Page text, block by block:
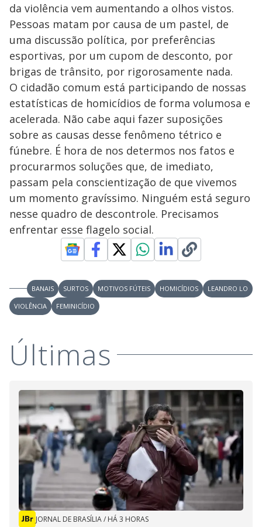
da violência vem aumentando a olhos vistos.
Pessoas matam por causa de um pastel, de
uma discussão política, por preferências
esportivas, por um cupom de desconto, por
brigas de trânsito, por rigorosamente nada.
O cidadão comum está participando de nossas
estatísticas de homicídios de forma volumosa e
acelerada. Não cabe aqui fazer suposições
sobre as causas desse fenômeno tétrico e
fúnebre. É hora de nos determos nos fatos e
procurarmos soluções que, de imediato,
passam pela conscientização de que vivemos
um momento gravíssimo. Ninguém está seguro
nesse quadro de descontrole. Precisamos
enfrentar esse flagelo social.
BANAIS SURTOS MOTIVOS FÚTEIS HOMICÍDIOS
LEANDRO LO
VIOLÊNCIA
FEMINICÍDIO
Últimas
JORNAL DE BRASÍLIA/ HÁ 3 HORAS